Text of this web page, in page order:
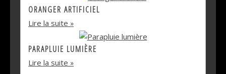
ORANGER ARTIFICIEL
Lire la suite
PARAPLUIE LUMIÈRE
Lire la suite